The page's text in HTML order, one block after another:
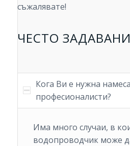
съжалявате!
ЧЕСТО
Кога Ви е нужна
професионалисти?
Има много случаи, в
водопроводчик може